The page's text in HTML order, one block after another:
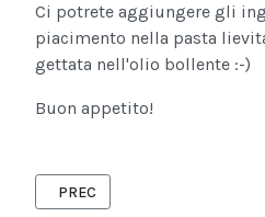
Ci potrete aggiungere gli
piacimento nella pasta
gettata nell'olio bollente :-)
Buon appetito!
ARTICOLO PRECEDENTE:
PREC